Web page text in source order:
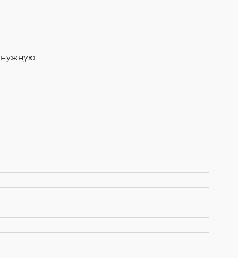
нужную